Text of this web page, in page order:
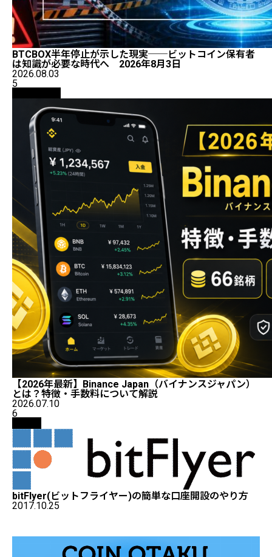
BTCBOX半年停止が示した現実──ビットコイン保有者
は知識が必要な時代へ 2026年8月3日
2026.08.03
5
【2026年最新】Binance Japan（バイナンスジャパン）
とは？特徴・手数料について解説
2026.07.10
6
bitFlyer(ビットフライヤー)の簡単な口座開設のやり方
2017.10.25